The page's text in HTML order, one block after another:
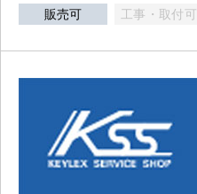
販売可 工事・取付可